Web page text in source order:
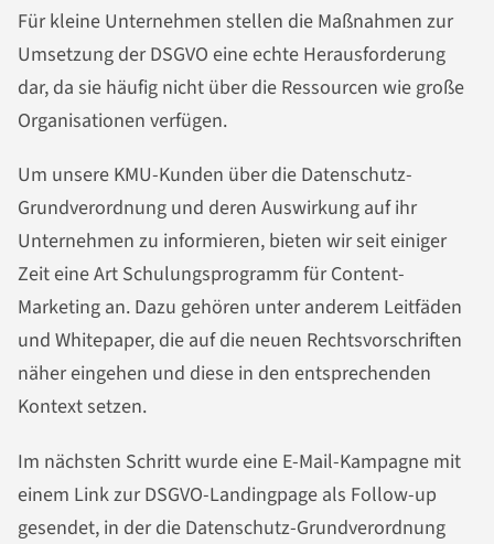
Für kleine Unternehmen stellen die Maßnahmen zur
Umsetzung der DSGVO eine echte Herausforderung
dar, da sie häufig nicht über die Ressourcen wie große
Organisationen verfügen.
Um unsere KMU-Kunden über die Datenschutz-
Grundverordnung und deren Auswirkung auf ihr
Unternehmen zu informieren, bieten wir seit einiger
Zeit eine Art Schulungsprogramm für Content-
Marketing an. Dazu gehören unter anderem Leitfäden
und Whitepaper, die auf die neuen Rechtsvorschriften
näher eingehen und diese in den entsprechenden
Kontext setzen.
Im nächsten Schritt wurde eine E-Mail-Kampagne mit
einem Link zur DSGVO-Landingpage als Follow-up
gesendet, in der die Datenschutz-Grundverordnung